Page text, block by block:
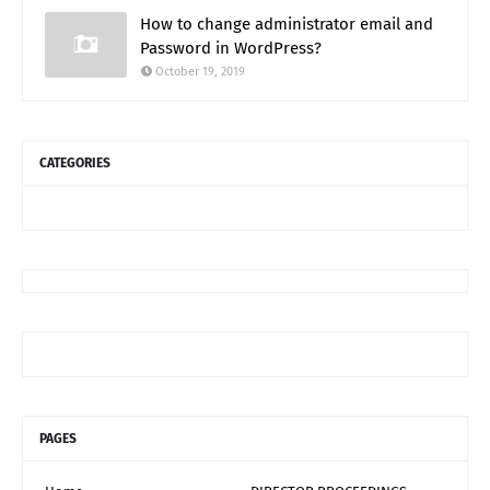
How to change administrator email and
Password in WordPress?
October 19, 2019
CATEGORIES
PAGES